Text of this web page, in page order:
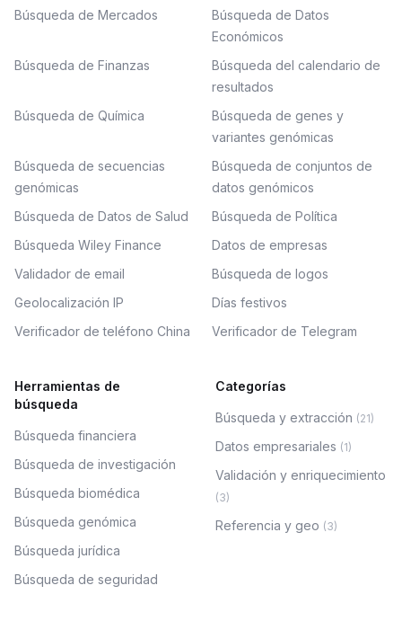
Búsqueda de Mercados
Búsqueda de Datos
Económicos
Búsqueda de Finanzas
Búsqueda del calendario de
resultados
Búsqueda de Química
Búsqueda de genes y
variantes genómicas
Búsqueda de secuencias
genómicas
Búsqueda de conjuntos de
datos genómicos
Búsqueda de Datos de Salud
Búsqueda de Política
Búsqueda Wiley Finance
Datos de empresas
Validador de email
Búsqueda de logos
Geolocalización IP
Días festivos
Verificador de teléfono China
Verificador de Telegram
Herramientas de
búsqueda
Búsqueda financiera
Búsqueda de investigación
Búsqueda biomédica
Búsqueda genómica
Búsqueda jurídica
Búsqueda de seguridad
Categorías
Búsqueda y extracción (21)
Datos empresariales (1)
Validación y enriquecimiento
(3)
Referencia y geo (3)